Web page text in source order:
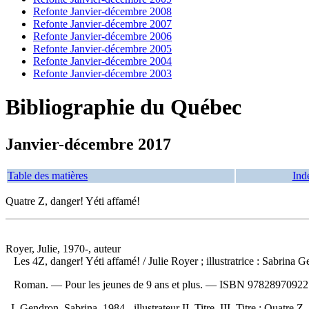
Refonte Janvier-décembre 2008
Refonte Janvier-décembre 2007
Refonte Janvier-décembre 2006
Refonte Janvier-décembre 2005
Refonte Janvier-décembre 2004
Refonte Janvier-décembre 2003
Bibliographie du Québec
Janvier-décembre 2017
Table des matières
Quatre Z, danger! Yéti affamé!
Royer, Julie, 1970-, auteur
Les 4Z, danger! Yéti affamé! / Julie Royer ; illustratrice : Sabrina
Roman. — Pour les jeunes de 9 ans et plus. — ISBN